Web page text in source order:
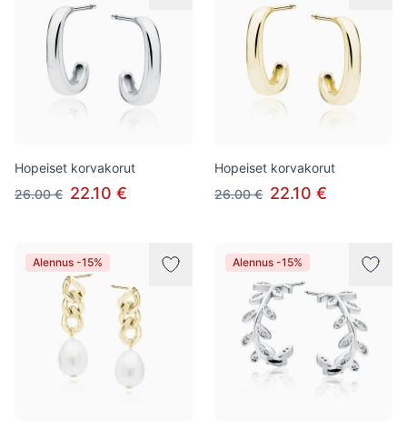
Hopeiset korvakorut
26.00 € 22.10 €
Hopeiset korvakorut
26.00 € 22.10 €
Alennus -15% Alennus -15%